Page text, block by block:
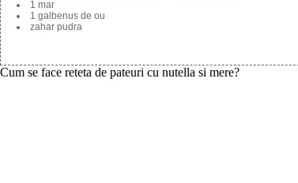
1 mar
1 galbenus de ou
zahar pudra
Cum se face reteta de pateuri cu nutella si mere?